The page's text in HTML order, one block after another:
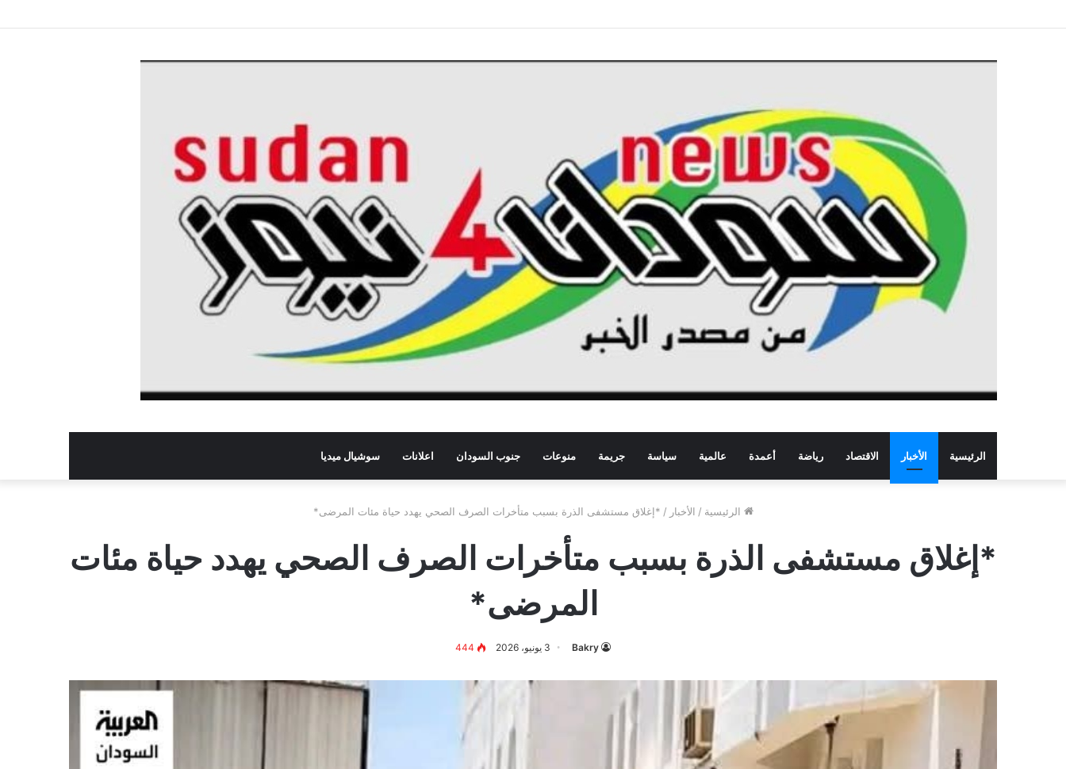
الرئيسية الأخبار الاقتصاد رياضة أعمدة عالمية سياسة جريمة منوعات جنوب السودان اعلانات سوشيال ميديا
الرئيسية / الأخبار / *إغلاق مستشفى الذرة بسبب متأخرات الصرف الصحي يهدد حياة مئات المرضى*
*إغلاق مستشفى الذرة بسبب متأخرات الصرف الصحي يهدد حياة مئات
المرضى*
Bakry 3 يونيو، 2026 444